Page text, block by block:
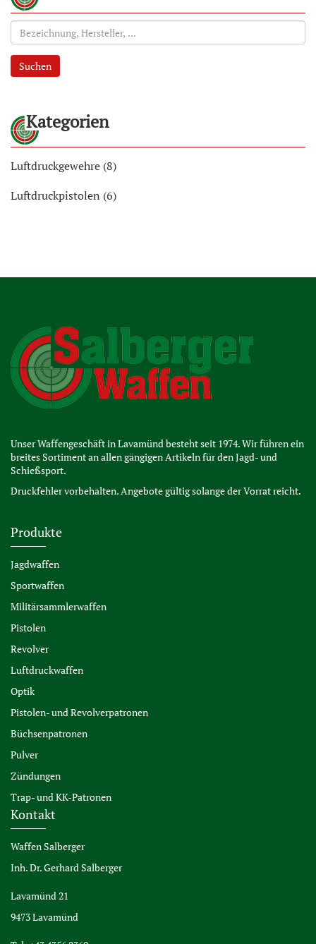
Suchen
Kategorien
Luftdruckgewehre (8)
Luftdruckpistolen (6)
Unser Waffengeschäft in Lavamünd besteht seit 1974. Wir führen ein
breites Sortiment an allen gängigen Artikeln für den Jagd- und
Schießsport.
Druckfehler vorbehalten. Angebote gültig solange der Vorrat reicht.
Produkte
Jagdwaffen
Sportwaffen
Militärsammlerwaffen
Pistolen
Revolver
Luftdruckwaffen
Optik
Pistolen- und Revolverpatronen
Büchsenpatronen
Pulver
Zündungen
Trap- und KK-Patronen
Kontakt
Waffen Salberger
Inh. Dr. Gerhard Salberger
Lavamünd 21
9473 Lavamünd